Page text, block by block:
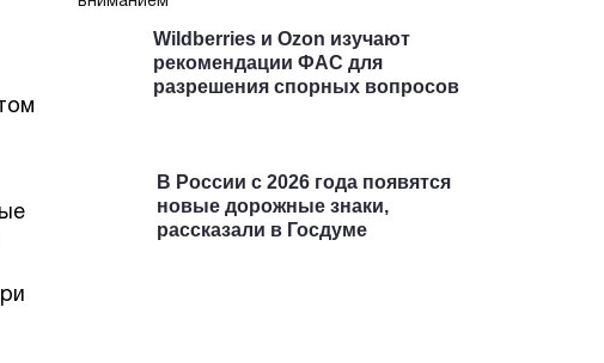
Wildberries и Ozon изучают
рекомендации ФАС для
разрешения спорных вопросов
В России с 2026 года появятся
новые дорожные знаки,
рассказали в Госдуме